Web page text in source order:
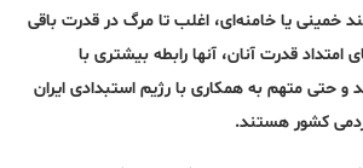
خمینی یا خامنه‌ای، اغلب تا مرگ در قدرت باقی
قدرت آنان، آنها رابطه بیشتری با
و حتی متهم به همکاری با رژیم استبدادی ایران
کشور هستند.